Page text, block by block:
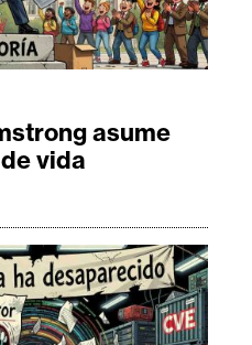
asume
vida